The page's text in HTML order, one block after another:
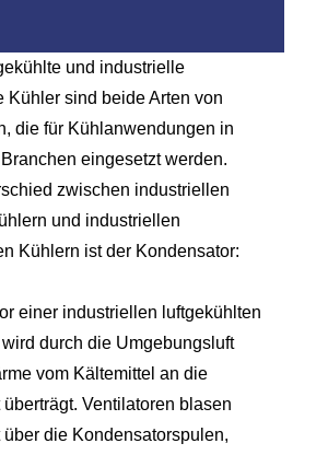
und industrielle
Kühler sind beide Arten von
die für Kühlanwendungen in
eingesetzt werden.
zwischen industriellen
und industriellen
Kühlern ist der Kondensator:
einer industriellen luftgekühlten
durch die Umgebungsluft
vom Kältemittel an die
Ventilatoren blasen
die Kondensatorspulen,